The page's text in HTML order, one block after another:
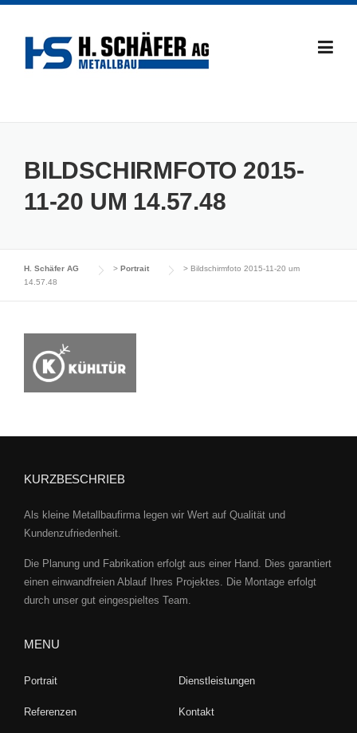
content
BILDSCHIRMFOTO 2015-
11-20 UM 14.57.48
H. Schäfer AG > Portrait > Bildschirmfoto 2015-11-20 um
14.57.48
KURZBESCHRIEB
Als kleine Metallbaufirma legen wir Wert auf Qualität und
Kundenzufriedenheit.
Die Planung und Fabrikation erfolgt aus einer Hand. Dies garantiert
einen einwandfreien Ablauf Ihres Projektes. Die Montage erfolgt
durch unser gut eingespieltes Team.
MENU
Portrait Dienstleistungen
Referenzen Kontakt